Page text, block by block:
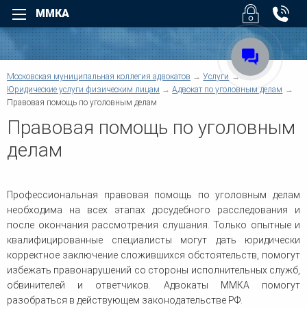
Назад
О коллегии
Структура коллегии
Новости коллегии
Назад
Для физических лиц
Назад
Для физических лиц
Уголовные дела
Возмещение вреда
Помощь при ДТП
Жилищные споры
Земельные споры
Банковское право
Военное право
Защита прав потребителей
Медиация
Медицинское право
Назад
Для юридических лиц
Арбитраж
Налоговые споры
Юридическое
Договорные отношения
Защита деловой репутации
Компенсация ущерба
Корпоративные споры
Предпринимательское
Регистрация и ликвидация
Споры по недвижимости
Назад
Информационные базы
Назад
Суды
суды регионов
Другие суды
Европейский Суд по
ММКА
Московская муниципальная коллегия адвокатов
Услуги
Юридические услуги физическим лицам
Адвокат по уголовным делам
Правовая помощь по уголовным делам
Правовая помощь по уголовным
делам
Профессиональная правовая помощь по уголовным делам
необходима на всех этапах досудебного расследования и
после окончания рассмотрения слушания. Только опытные и
квалифицированные специалисты могут дать юридически
корректное заключение сложившихся обстоятельств, помогут
избежать правонарушений со стороны исполнительных служб,
обвинителей и ответчиков. Адвокаты ММКА помогут
разобраться в действующем законодательстве РФ.